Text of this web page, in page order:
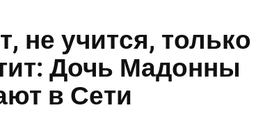
не учится, только
Дочь Мадонны
в Сети